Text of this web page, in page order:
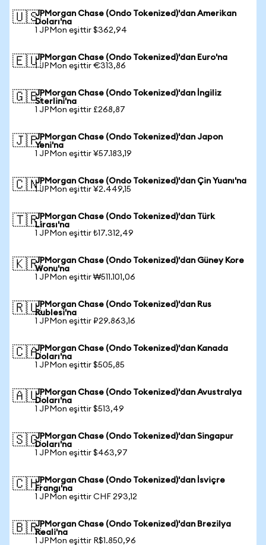
🇺🇸JPMorgan Chase (Ondo Tokenized)'dan Amerikan
Doları'na
1 JPMon eşittir $362,94
🇪🇺JPMorgan Chase (Ondo Tokenized)'dan Euro'na
1 JPMon eşittir €313,86
🇬🇧JPMorgan Chase (Ondo Tokenized)'dan İngiliz
Sterlini'na
1 JPMon eşittir £268,87
🇯🇵JPMorgan Chase (Ondo Tokenized)'dan Japon
Yeni'na
1 JPMon eşittir ¥57.183,19
🇨🇳JPMorgan Chase (Ondo Tokenized)'dan Çin Yuanı'na
1 JPMon eşittir ¥2.449,15
🇹🇷JPMorgan Chase (Ondo Tokenized)'dan Türk
Lirası'na
1 JPMon eşittir ₺17.312,49
🇰🇷JPMorgan Chase (Ondo Tokenized)'dan Güney Kore
Wonu'na
1 JPMon eşittir ₩511.101,06
🇷🇺JPMorgan Chase (Ondo Tokenized)'dan Rus
Rublesi'na
1 JPMon eşittir ₽29.863,16
🇨🇦JPMorgan Chase (Ondo Tokenized)'dan Kanada
Doları'na
1 JPMon eşittir $505,85
🇦🇺JPMorgan Chase (Ondo Tokenized)'dan Avustralya
Doları'na
1 JPMon eşittir $513,49
🇸🇬JPMorgan Chase (Ondo Tokenized)'dan Singapur
Doları'na
1 JPMon eşittir $463,97
🇨🇭JPMorgan Chase (Ondo Tokenized)'dan İsviçre
Frangı'na
1 JPMon eşittir CHF 293,12
🇧🇷JPMorgan Chase (Ondo Tokenized)'dan Brezilya
Reali'na
1 JPMon eşittir R$1.850,96